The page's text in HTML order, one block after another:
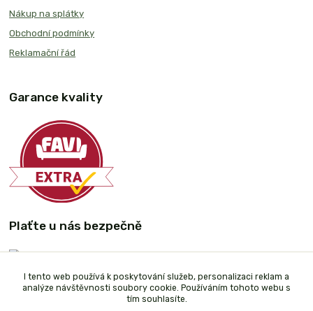
Nákup na splátky
Obchodní podmínky
Reklamační řád
Garance kvality
Plaťte u nás bezpečně
I tento web používá k poskytování služeb, personalizaci reklam a
analýze návštěvnosti soubory cookie. Používáním tohoto webu s
tím souhlasíte.